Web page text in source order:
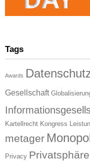
Tags
Awards
Gesellschaft
Kartellrecht Kongress
metager
Privacy Privatsphäre